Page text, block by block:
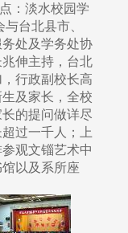
：淡水校园学
台北县市、
处及学务处协
伸主持，台北
行政副校长高
及家长，全校
的提问做详尽
过一千人；上
观文锱艺术中
以及系所座